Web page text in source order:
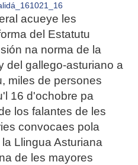
acueye les
del Estatutu
na norma de la
del gallego-asturiano a
miles de persones
16 d'ochobre pa
los falantes de les
convocaes pola
Llingua Asturiana
de les mayores